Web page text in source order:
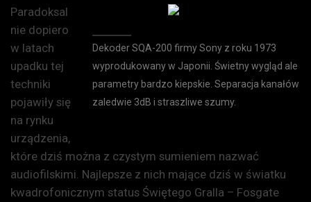
Dekoder SQA-200 firmy Sony z roku 1973
wyprodukowany w Japonii. Świetny wygląd ale
parametry bardzo kiepskie. Separacja kanałów
zaledwie 3dB i straszliwe szumy.
Paradoksal
nie dopiero
w latach
upadku tej
techniki
pojawiły się
na rynku
urządzenia,
które dziś można z czystym sumieniem nazwać
audiofilskimi. Najlepsze z nich mające dziś w światku
kwadrofonicznym status Świętego Gralla – Fosgate